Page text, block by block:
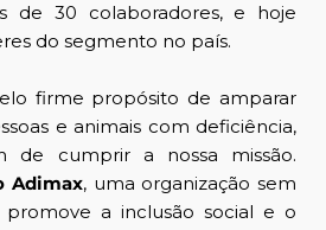
de 30 colaboradores, e hoje
do segmento no país.
firme propósito de amparar
e animais com deficiência,
de cumprir a nossa missão.
Adimax, uma organização sem
promove a inclusão social e o